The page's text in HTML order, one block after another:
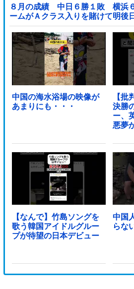
８月の成績 中日６勝１敗 横浜
ームがＡクラス入りを賭けて明後
突！！！！！！！！！他
中国の海水浴場の映像が
あまりにも・・・
【批
決勝
ー、
悪夢
【なんで】竹島ソングを
歌う韓国アイドルグルー
プが待望の日本デビュー
中国
らな